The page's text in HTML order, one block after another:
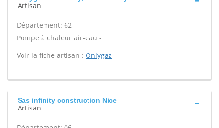
Artisan
Département: 62
Pompe à chaleur air-eau -
Voir la fiche artisan : Onlygaz
Sas infinity construction Nice
Artisan